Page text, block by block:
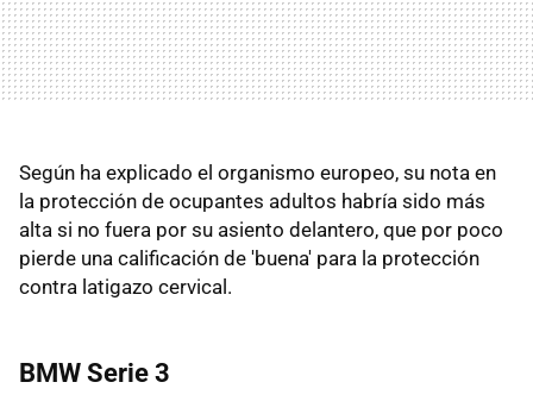
Según ha explicado el organismo europeo, su nota en
la protección de ocupantes adultos habría sido más
alta si no fuera por su asiento delantero, que por poco
pierde una calificación de 'buena' para la protección
contra latigazo cervical.
BMW Serie 3